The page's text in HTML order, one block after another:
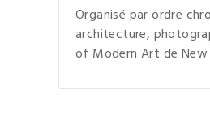
Organisé par ordre
architecture,
of Modern Art de New